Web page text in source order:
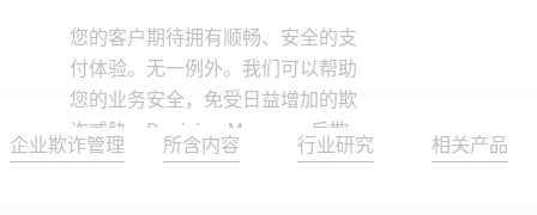
您的客户期待拥有顺畅、安全的支
付体验。无一例外。我们可以帮助
您的业务安全，免受日益增加的欺
诈威胁。Decision Manager 反欺
诈平台可帮助您打击网上诈骗，降
企业欺诈管理 所含内容 行业研究 相关产品